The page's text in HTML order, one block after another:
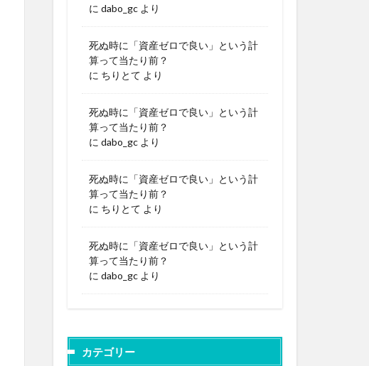
に dabo_gc より
死ぬ時に「資産ゼロで良い」という計
算って当たり前？
に ちりとて より
死ぬ時に「資産ゼロで良い」という計
算って当たり前？
に dabo_gc より
死ぬ時に「資産ゼロで良い」という計
算って当たり前？
に ちりとて より
死ぬ時に「資産ゼロで良い」という計
算って当たり前？
に dabo_gc より
カテゴリー